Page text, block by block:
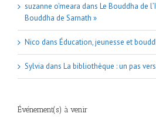
suzanne o'meara dans Le Bouddha de
Bouddha de Sarnath »
Nico dans Éducation, jeunesse et
Sylvia dans La bibliothèque : un pas
Événement(s) à venir